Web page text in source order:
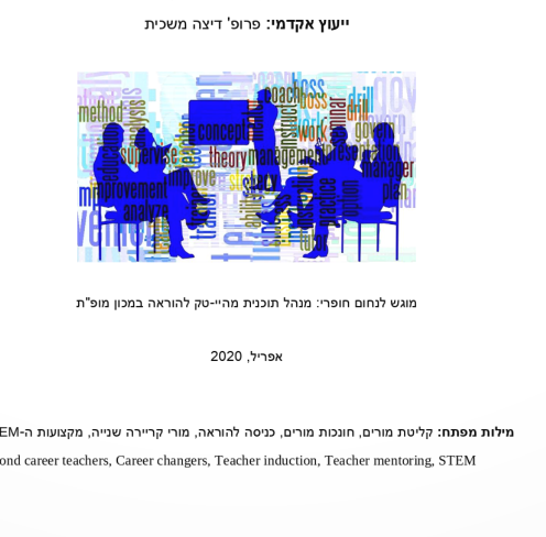
ייעוץ אקדמי:
פרופ' דיצה משכית
מוגש לנחום חופרי: מנהל תוכנית מהיי-טק להוראה במכון מופ"ת
אפריל, 2020
מילות מפתח: קליטת מורים, חונכות מורים, כניסה להוראה, מורי קריירה שנייה, מקצועות ה-
career teachers, Career changers, Teacher induction, Teacher mentoring, STEM